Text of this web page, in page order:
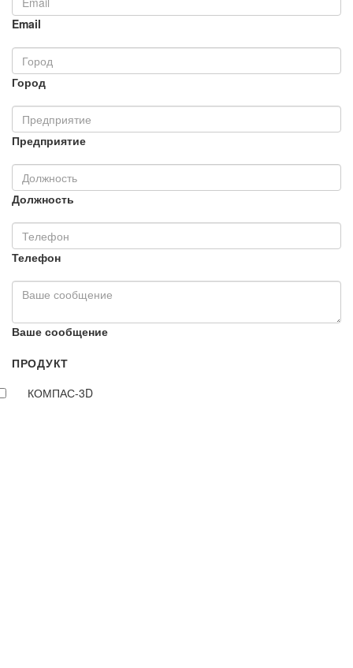
Email
Город
Предприятие
Должность
Телефон
Ваше сообщение
ПРОДУКТ
КОМПАС-3D